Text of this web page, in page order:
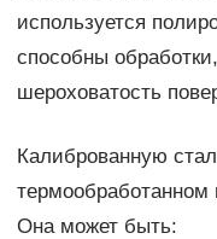
используется
способны
шероховатость
Калиброванную
термообработанном
Она может быть: